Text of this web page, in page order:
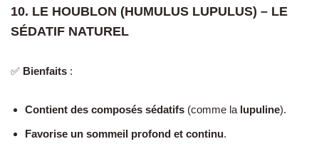
10. LE HOUBLON (HUMULUS LUPULUS) – LE
SÉDATIF NATUREL
✅ Bienfaits :
Contient des composés sédatifs (comme la lupuline).
Favorise un sommeil profond et continu.